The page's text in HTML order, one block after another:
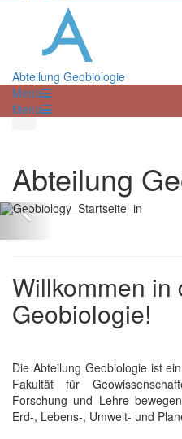
Abteilung Geobiologie
Menü
Menü
Abteilung
Zurück
Willkommen in
Geobiologie!
Die Abteilung Geobiologie ist
Fakultät für
Forschung und Lehre
Erd-, Lebens-, Umwelt- und